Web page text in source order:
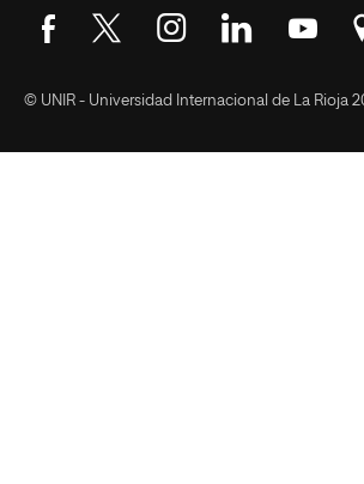
Síguenos en Facebook
Síguenos en Twitter
Síguenos en Instagram
Síguenos en
© UNIR - Universidad Internacional de La Rioja